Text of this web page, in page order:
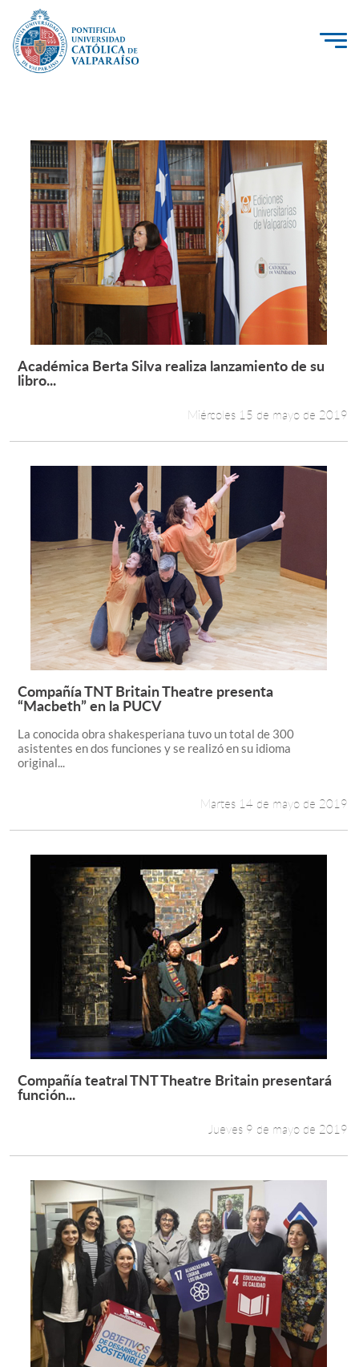
PUCV Internacional
Vinculación con el Medio
Admisión
Pregrado
Postgrado
Formación Continua
Funcionarios
English
Leer más +
Académica Berta Silva realiza lanzamiento de su
libro...
Miércoles 15 de mayo de 2019
Leer más +
Compañía TNT Britain Theatre presenta
“Macbeth” en la PUCV
La conocida obra shakesperiana tuvo un total de 300
asistentes en dos funciones y se realizó en su idioma
original...
Martes 14 de mayo de 2019
Leer más +
Compañía teatral TNT Theatre Britain presentará
función...
Jueves 9 de mayo de 2019